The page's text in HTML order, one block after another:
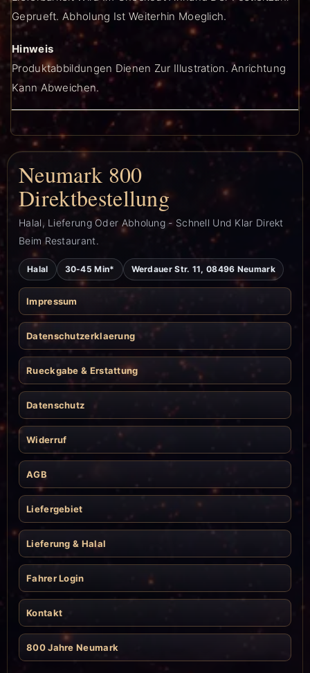
Geprueft. Abholung Ist Weiterhin Moeglich.
Hinweis
Produktabbildungen Dienen Zur Illustration. Anrichtung
Kann Abweichen.
Neumark 800
Direktbestellung
Halal, Lieferung Oder Abholung - Schnell Und Klar Direkt
Beim Restaurant.
Halal 30-45 Min* Werdauer Str. 11, 08496 Neumark
Impressum
Datenschutzerklaerung
Rueckgabe & Erstattung
Datenschutz
Widerruf
AGB
Liefergebiet
Lieferung & Halal
Fahrer Login
Kontakt
800 Jahre Neumark